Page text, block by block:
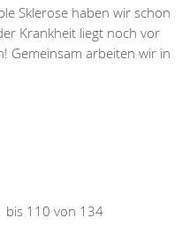
Sklerose haben wir schon
Krankheit liegt noch vor
Gemeinsam arbeiten wir in
bis 110 von 134